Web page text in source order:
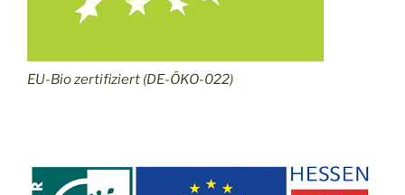
EU-Bio zertifiziert (DE-ÖKO-022)